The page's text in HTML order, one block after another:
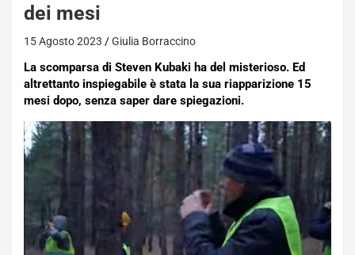
dei mesi
15 Agosto 2023 Giulia Borraccino
La scomparsa di Steven Kubaki ha del misterioso. Ed
altrettanto inspiegabile è stata la sua riapparizione 15
mesi dopo, senza saper dare spiegazioni.